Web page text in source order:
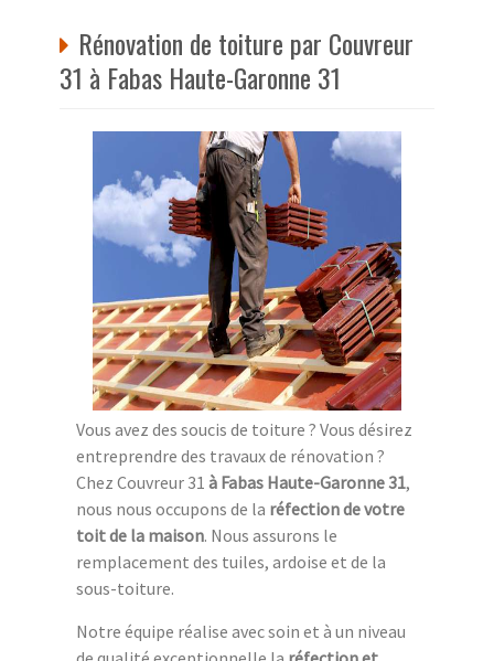
Rénovation de toiture par Couvreur
31 à Fabas Haute-Garonne 31
Vous avez des soucis de toiture ? Vous désirez
entreprendre des travaux de rénovation ?
Chez Couvreur 31 à Fabas Haute-Garonne 31,
nous nous occupons de la réfection de votre
toit de la maison. Nous assurons le
remplacement des tuiles, ardoise et de la
sous-toiture.
Notre équipe réalise avec soin et à un niveau